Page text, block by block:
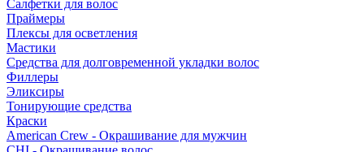
Салфетки для волос
Праймеры
Плексы для осветления
Мастики
Средства для долговременной укладки волос
Филлеры
Эликсиры
Тонирующие средства
Краски
American Crew - Окрашивание для мужчин